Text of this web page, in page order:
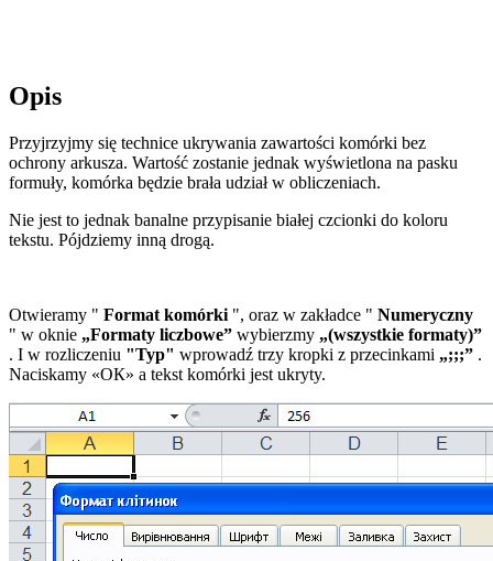
Opis
Przyjrzyjmy się technice ukrywania zawartości komórki bez
ochrony arkusza. Wartość zostanie jednak wyświetlona na pasku
formuły, komórka będzie brała udział w obliczeniach.
Nie jest to jednak banalne przypisanie białej czcionki do koloru
tekstu. Pójdziemy inną drogą.
Otwieramy " Format komórki ", oraz w zakładce " Numeryczny
" w oknie „Formaty liczbowe” wybierzmy „(wszystkie formaty)”
. I w rozliczeniu "Typ" wprowadź trzy kropki z przecinkami „;;;” .
Naciskamy «ОК» a tekst komórki jest ukryty.